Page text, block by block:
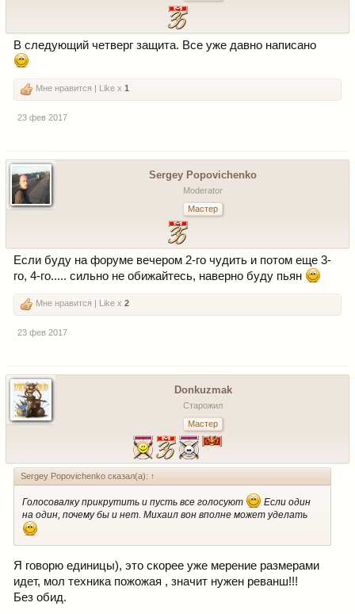
В следующий четверг защита. Все уже давно написано
Мне нравится | Like x 1
23 фев 2017
Sergey Popovichenko
Moderator
Мастер
Если буду на форуме вечером 2-го чудить и потом еще 3-
го, 4-го..... сильно не обижайтесь, наверно буду пьян
Мне нравится | Like x 2
23 фев 2017
Donkuzmak
Старожил
Мастер
Sergey Popovichenko сказал(а): ↑
Голосовалку прикрутить и пусть все голосуют
Если один
на один, почему бы и нет. Михаил вон вполне может уделать
Я говорю единицы), это скорее уже мерение размерами
идет, мол техника пожожая , значит нужен реванш!!!
Без обид.